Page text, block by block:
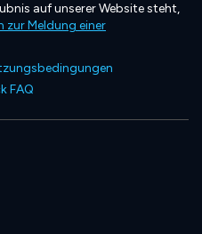
auf unserer Website steht,
zur Meldung einer
FAQ